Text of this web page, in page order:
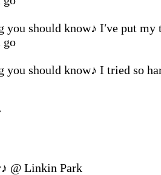
you should know♪ I′ve put my
go
you should know♪ I tried so
♪ @ Linkin Park